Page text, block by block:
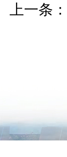
上一条：